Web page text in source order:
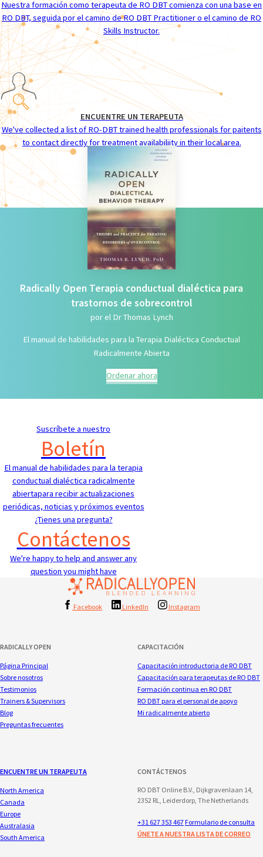
Nuestra formación como terapeuta de RO DBT comienza con una base en
RO DBT, seguida por el camino de RO DBT Practitioner o el camino de RO
Skills Instructor.
ENCUENTRE UN TERAPEUTA
We've collected a list of RO-DBT trained health professionals for paitents
to contact directly for treatment availabiliity in their local area.
Radically Open Terapia conductual dialéctica para
trastornos de sobrecontrol
por el Dr Thomas Lynch
El manual de habilidades para la Terapia Dialéctica Conductual
Radicalmente Abierta
Ordenar ahora
Suscríbete a nuestro
Boletín
El manual de habilidades para la terapia
conductual dialéctica radicalmente
abiertapara recibir actualizaciones
periódicas, noticias y próximos eventos
¿Tienes una pregunta?
Contáctenos
We're happy to help and answer any
question you might have
Facebook LinkedIn Instagram
RADICALLY OPEN
Página Principal
Sobre nosotros
Testimonios
Trainers & Supervisors
Blog
Preguntas frecuentes
CAPACITACIÓN
Capacitación introductoria de RO DBT
Capacitación para terapeutas de RO DBT
Formación continua en RO DBT
RO DBT para el personal de apoyo
Mi radicalmente abierto
ENCUENTRE UN TERAPEUTA
North America
Canada
Europe
Australasia
South America
CONTÁCTENOS
RO DBT Online B.V., Dijkgravenlaan 14,
2352 RL, Leiderdorp, The Netherlands
+31 627 353 467 Formulario de consulta
ÚNETE A NUESTRA LISTA DE CORREO